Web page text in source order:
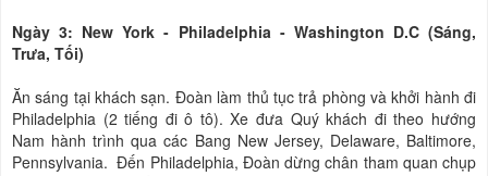
Ngày 3: New York - Philadelphia - Washington D.C (Sáng,
Trưa, Tối)
Ăn sáng tại khách sạn. Đoàn làm thủ tục trả phòng và khởi hành đi
Philadelphia (2 tiếng đi ô tô). Xe đưa Quý khách đi theo hướng
Nam hành trình qua các Bang New Jersey, Delaware, Baltimore,
Pennsylvania. Đến Philadelphia, Đoàn dừng chân tham quan chụp